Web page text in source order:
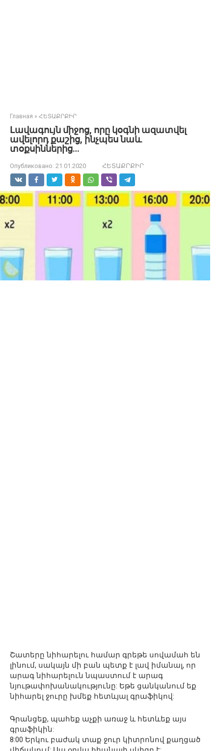
Главная » ՀԵՏԱՔՐՔԻՐ
Լավագույն միջոց, որը կօգնի ազատվել
ավելորդ քաշից, ինչպես նաև
տօքսիններից…
Опубликовано: 21.01.2020 ՀԵՏԱՔՐՔԻՐ
Շատերը նիհարելու համար գրեթե սովամահ են
լինում, սակայն մի բան պետք է լավ իմանալ, որ
արագ նիհարելուն նպաստում է արագ
նյութափոխանակությունը: Եթե ցանկանում եք
նիհարել ջուրը խմեք հետևյալ գրաֆիկով:
Գրանցեք, պահեք աչքի առաջ և հետևեք այս
գրաֆիկին:
8:00 Երկու բաժակ տաք ջուր կիտրոնով քաղցած